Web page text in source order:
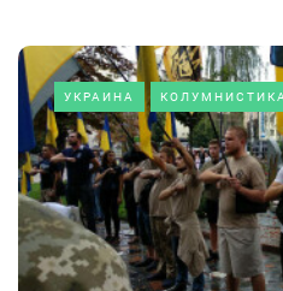
УКРАИНА КОЛУМНИСТИКА